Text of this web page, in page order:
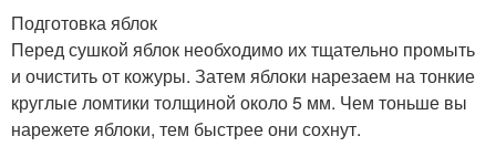
Подготовка яблок
Перед сушкой яблок необходимо их тщательно промыть
и очистить от кожуры. Затем яблоки нарезаем на тонкие
круглые ломтики толщиной около 5 мм. Чем тоньше вы
нарежете яблоки, тем быстрее они сохнут.